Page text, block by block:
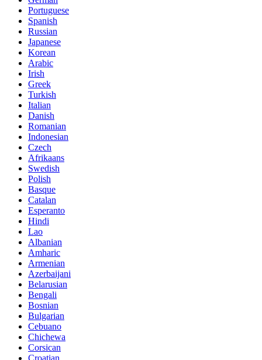
Portuguese
Spanish
Russian
Japanese
Korean
Arabic
Irish
Greek
Turkish
Italian
Danish
Romanian
Indonesian
Czech
Afrikaans
Swedish
Polish
Basque
Catalan
Esperanto
Hindi
Lao
Albanian
Amharic
Armenian
Azerbaijani
Belarusian
Bengali
Bosnian
Bulgarian
Cebuano
Chichewa
Corsican